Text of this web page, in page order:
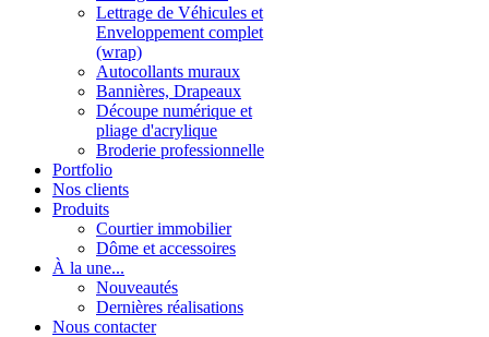
Lettrage de Véhicules et
Enveloppement complet
(wrap)
Autocollants muraux
Bannières, Drapeaux
Découpe numérique et
pliage d'acrylique
Broderie professionnelle
Portfolio
Nos clients
Produits
Courtier immobilier
Dôme et accessoires
À la une...
Nouveautés
Dernières réalisations
Nous contacter